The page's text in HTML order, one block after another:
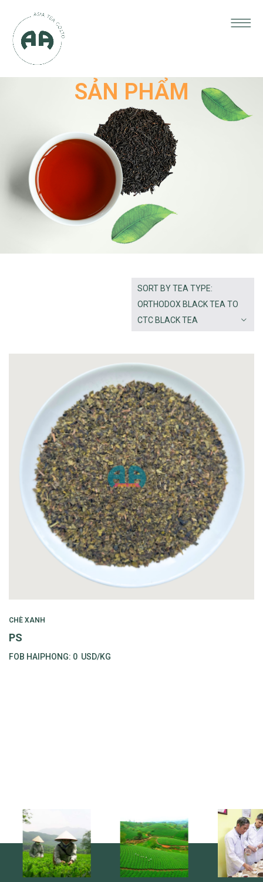
SẢN PHẨM
SORT BY TEA TYPE:
ORTHODOX BLACK TEA TO
CTC BLACK TEA
CHÈ XANH
PS
FOB HAIPHONG: 0 USD/KG